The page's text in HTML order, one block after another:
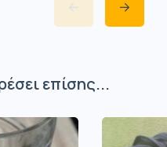
επίσης...